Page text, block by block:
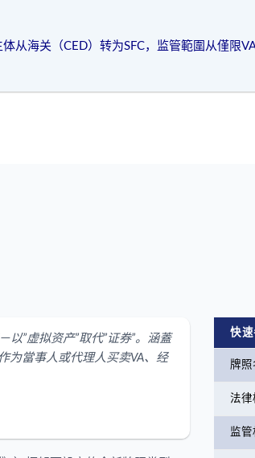
从海关（CED）转为SFC，监管範圍从僅限
以”虚拟资产”取代”证券”。涵蓋
为當事人或代理人买卖VA、经
快
牌照
法律
监管